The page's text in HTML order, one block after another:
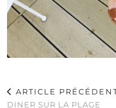
ARTICLE
DINER SUR LA PLAGE